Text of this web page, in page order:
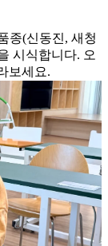
종(신동진, 새청
시식합니다. 오
보세요.